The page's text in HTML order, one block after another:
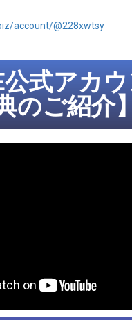
account/@228xwtsy
公式アカ
のご紹介